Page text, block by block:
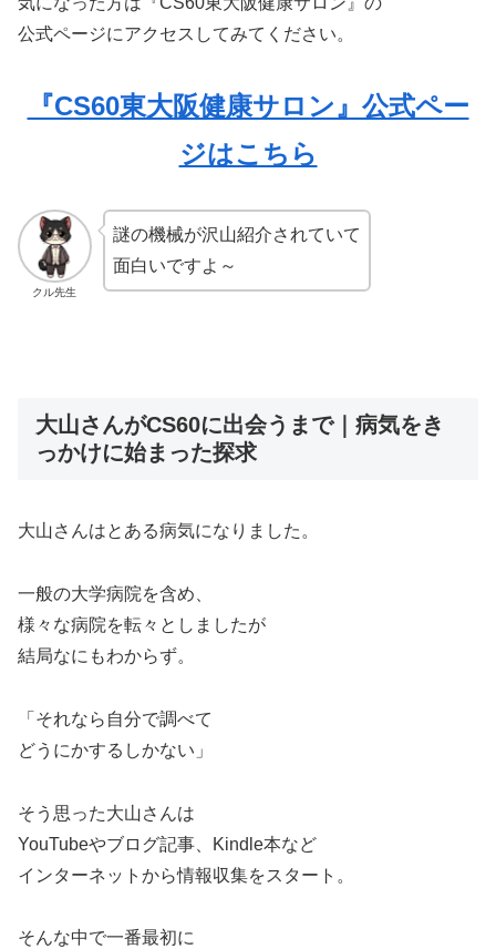
公式ページにアクセスしてみてください。
『CS60東大阪健康サロン』公式ペー
ジはこちら
クル先生
謎の機械が沢山紹介されていて
面白いですよ～
大山さんがCS60に出会うまで｜病気をき
っかけに始まった探求
大山さんはとある病気になりました。
一般の大学病院を含め、
様々な病院を転々としましたが
結局なにもわからず。
「それなら自分で調べて
どうにかするしかない」
そう思った大山さんは
YouTubeやブログ記事、Kindle本など
インターネットから情報収集をスタート。
そんな中で一番最初に